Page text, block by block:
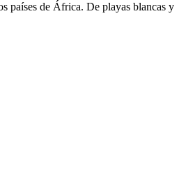
países de África. De playas blancas y